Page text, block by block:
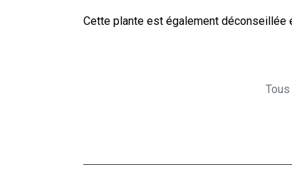
Cette plante est également